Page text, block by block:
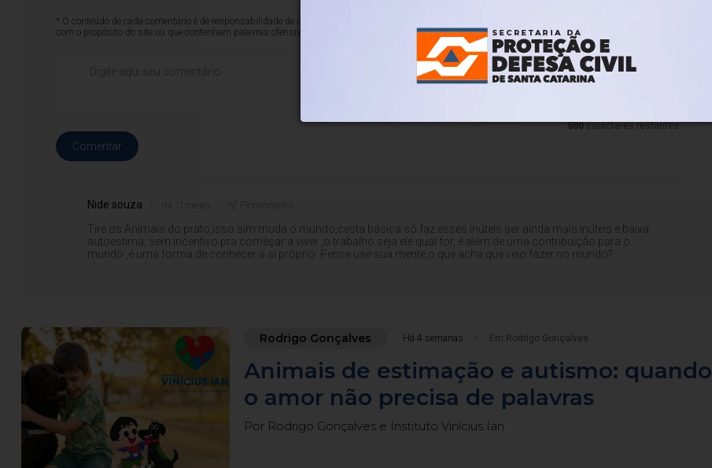
* O conteúdo de cada comentário é de responsabilidade de quem realizá-lo. Nos reservamos ao direito de reprovar ou eliminar comentários em desacordo
com o propósito do site ou que contenham palavras ofensivas.
500caracteres restantes.
Comentar
Nide souza Há 11 meses
Tire os Animais do prato,isso sim muda o mundo,cesta básica só faz esses inúteis ser ainda mais inúteis e baixa
autoestima, sem incentivo pra começar a viver ,o trabalho seja ele qual for, é além de uma contribuição para o
mundo ,é uma forma de conhecer a si próprio. Pense use sua mente,o que acha que veio fazer no mundo?
Rodrigo Gonçalves Há 4 semanas Em Rodrigo Gonçalves
Animais de estimação e autismo: quando
o amor não precisa de palavras
Por Rodrigo Gonçalves e Instituto Vinícius Ian